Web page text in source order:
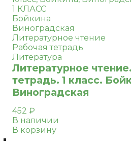
1 КЛАСС
Бойкина
Виноградская
Литературное чтение
Рабочая тетрадь
Литература
Литературное
тетрадь. 1 класс.
Виноградская
452 ₽
В наличии
В корзину